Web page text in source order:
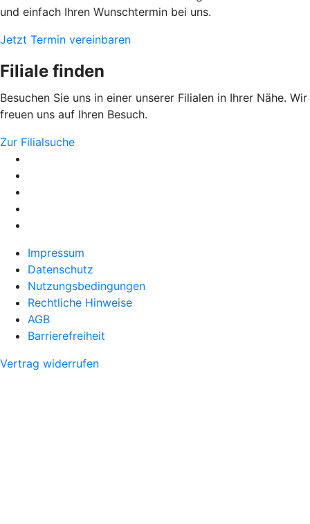
und einfach Ihren Wunschtermin bei uns.
Jetzt Termin vereinbaren
Filiale finden
Besuchen Sie uns in einer unserer Filialen in Ihrer Nähe. Wir
freuen uns auf Ihren Besuch.
Zur Filialsuche
Impressum
Datenschutz
Nutzungsbedingungen
Rechtliche Hinweise
AGB
Barrierefreiheit
Vertrag widerrufen